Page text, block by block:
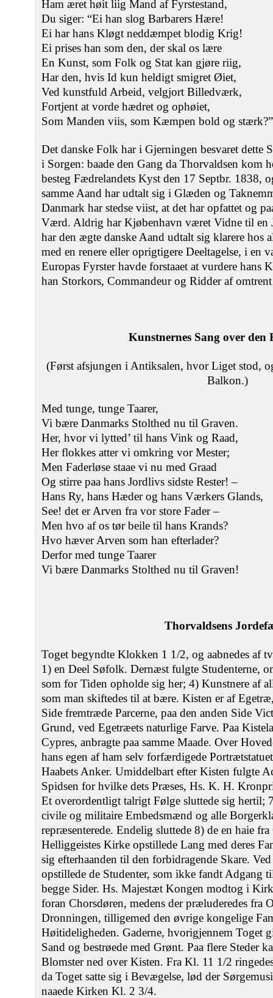
Ham æret høit liig Mand af Fyrstestand,
Du siger: “Ei han slog Barbarers Hære!
Ei har hans Kløgt neddæmpet blodig Krig!
Ei prises han som den, der skal os lære
En Kunst, som Folk og Stat kan gjøre riig,
Har den, hvis Id kun heldigt smigret Øiet,
Ved kunstfuld Arbeid, velgjort Billedværk,
Fortjent at vorde hædret og ophøiet,
Som Manden viis, som Kæmpen bold og stærk?”
Det danske Folk har i Gjerningen besvaret dette
i Sorgen: baade den Gang da Thorvaldsen kom
besteg Fædrelandets Kyst den 17 Septbr. 1838,
samme Aand har udtalt sig i Glæden og
Danmark har stedse viist, at det har opfattet og
Værd. Aldrig har Kjøbenhavn været Vidne til en
har den ægte danske Aand udtalt sig klarere hos
med en renere eller oprigtigere Deeltagelse, i en
Europas Fyrster havde forstaaet at vurdere hans
han Storkors, Commandeur og Ridder af
Kunstnernes Sang over den
(Først afsjungen i Antiksalen, hvor Liget stod,
Balkon.)
Med tunge, tunge Taarer,
Vi bære Danmarks Stolthed nu til Graven.
Her, hvor vi lytted’ til hans Vink og Raad,
Her flokkes atter vi omkring vor Mester;
Men Faderløse staae vi nu med Graad
Og stirre paa hans Jordlivs sidste Rester! –
Hans Ry, hans Hæder og hans Værkers Glands,
See! det er Arven fra vor store Fader –
Men hvo af os tør beile til hans Krands?
Hvo hæver Arven som han efterlader?
Derfor med tunge Taarer
Vi bære Danmarks Stolthed nu til Graven!
Thorvaldsens
Toget begyndte Klokken 1 1/2, og aabnedes af
1) en Deel Søfolk. Dernæst fulgte Studenterne,
som for Tiden opholde sig her; 4) Kunstnere af
som man skiftedes til at bære. Kisten er af
Side fremtræde Parcerne, paa den anden Side
Grund, ved Egetræets naturlige Farve. Paa
Cypres, anbragte paa samme Maade. Over
hans egen af ham selv forfærdigede
Haabets Anker. Umiddelbart efter Kisten fulgte
Spidsen for hvilke dets Præses, Hs. K. H.
Et overordentligt talrigt Følge sluttede sig hertil;
civile og militaire Embedsmænd og alle
repræsenterede. Endelig sluttede 8) de en haie
Helliggeistes Kirke opstillede Lang med deres
sig efterhaanden til den forbidragende Skare.
opstillede de Studenter, som ikke fandt
begge Sider. Hs. Majestæt Kongen modtog i
foran Chorsdøren, medens der præluderedes fra
Dronningen, tilligemed den øvrige kongelige
Høitideligheden. Gaderne, hvorigjennem Toget
Sand og bestrøede med Grønt. Paa flere Steder
Blomster ned over Kisten. Fra Kl. 11 1/2
da Toget satte sig i Bevægelse, lød der
naaede Kirken Kl. 2 3/4.